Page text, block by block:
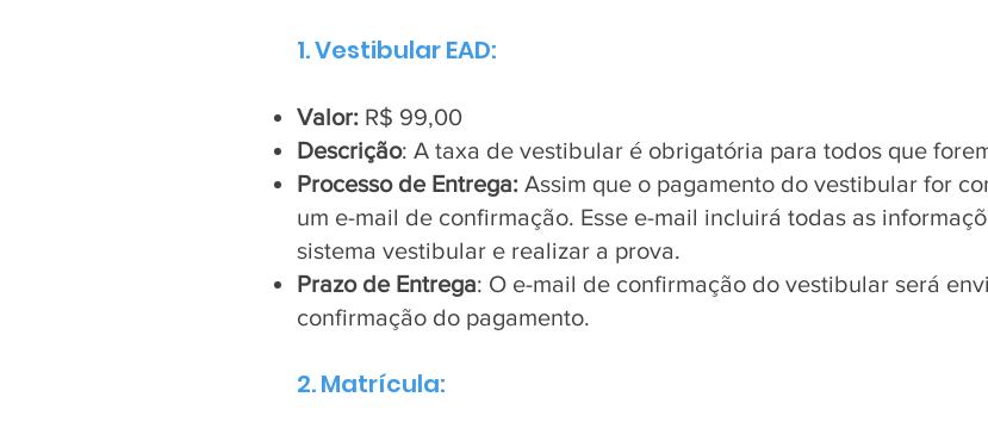
1. Vestibular EAD:
Valor: R$ 99,00
Descrição: A taxa de vestibular é obrigatória para todos que
Processo de Entrega: Assim que o pagamento do vestibular for
um e-mail de confirmação. Esse e-mail incluirá todas as
sistema vestibular e realizar a prova.
Prazo de Entrega: O e-mail de confirmação do vestibular será
confirmação do pagamento.
2. Matrícula: